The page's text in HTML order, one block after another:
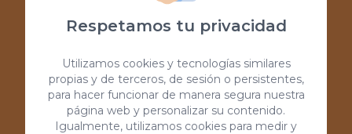
Respetamos tu privacidad
Utilizamos cookies y tecnologías similares
propias y de terceros, de sesión o persistentes,
para hacer funcionar de manera segura nuestra
página web y personalizar su contenido.
Igualmente, utilizamos cookies para medir y
Te ayudamos